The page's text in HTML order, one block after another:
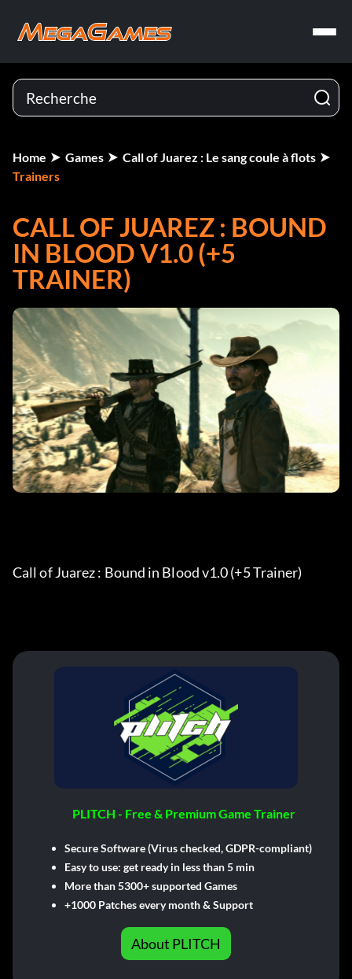
Home Games
Call of Juarez : Le sang coule à flots
Trainers
CALL OF JUAREZ : BOUND
IN BLOOD V1.0 (+5
TRAINER)
Call of Juarez : Bound in Blood v1.0 (+5 Trainer)
PLITCH - Free & Premium Game Trainer
Secure Software (Virus checked, GDPR-compliant)
Easy to use: get ready in less than 5 min
More than 5300+ supported Games
+1000 Patches every month & Support
About PLITCH